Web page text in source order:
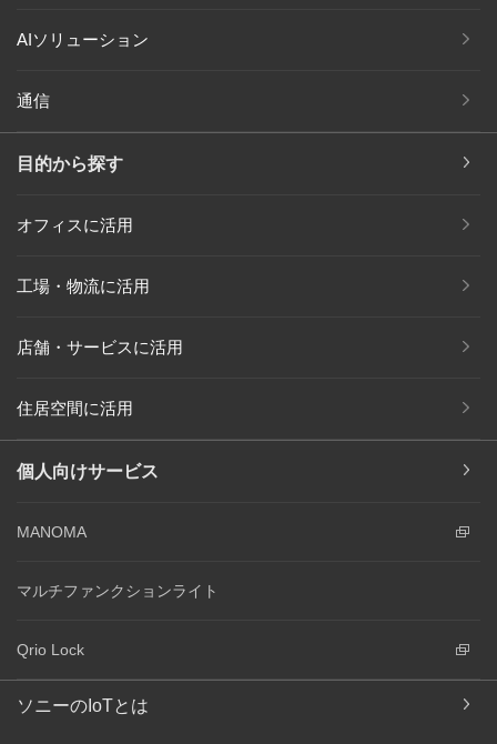
AIソリューション
通信
目的から探す
オフィスに活用
工場・物流に活用
店舗・サービスに活用
住居空間に活用
個人向けサービス
MANOMA
マルチファンクションライト
Qrio Lock
ソニーのIoTとは